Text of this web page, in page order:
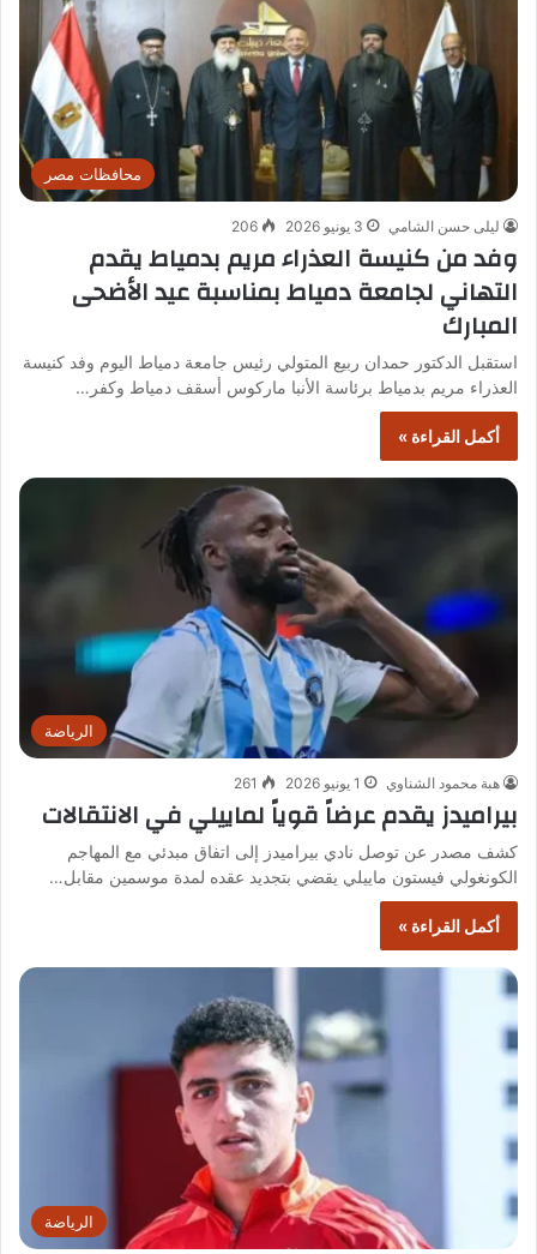
محافظات مصر
ليلى حسن الشامي 3 يونيو 2026 206
وفد من كنيسة العذراء مريم بدمياط يقدم
التهاني لجامعة دمياط بمناسبة عيد الأضحى
المبارك
استقبل الدكتور حمدان ربيع المتولي رئيس جامعة دمياط اليوم وفد كنيسة
العذراء مريم بدمياط برئاسة الأنبا ماركوس أسقف دمياط وكفر…
أكمل القراءة »
الرياضة
هبة محمود الشناوي 1 يونيو 2026 261
بيراميدز يقدم عرضاً قوياً لماييلي في الانتقالات
كشف مصدر عن توصل نادي بيراميدز إلى اتفاق مبدئي مع المهاجم
الكونغولي فيستون ماييلي يقضي بتجديد عقده لمدة موسمين مقابل…
أكمل القراءة »
الرياضة